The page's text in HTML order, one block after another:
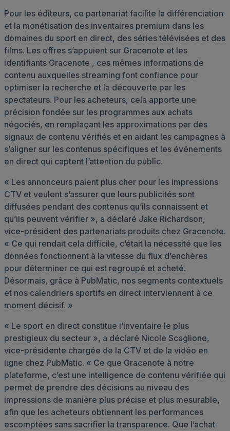
Pour les éditeurs, ce partenariat facilite la différenciation
et la monétisation des inventaires premium dans les
domaines du sport en direct, des séries télévisées et des
films. Les offres s’appuient sur Gracenote et les
identifiants Gracenote , ces mêmes informations de
contenu auxquelles streaming font confiance pour
optimiser la recherche et la découverte par les
spectateurs. Pour les acheteurs, cela apporte une
précision fondée sur les programmes aux achats
négociés, en remplaçant les approximations par des
signaux de contenu vérifiés et en aidant les campagnes à
s’aligner sur les contenus spécifiques et les événements
en direct qui captent l’attention du public.
« Les annonceurs paient plus cher pour les impressions
CTV et veulent s’assurer que leurs publicités sont
diffusées pendant des contenus qu’ils connaissent et
qu’ils peuvent vérifier », a déclaré Jake Richardson,
vice-président des partenariats produits chez Gracenote.
« Ce qui rendait cela difficile, c’était la nécessité que les
données fonctionnent à la vitesse du flux d’enchères
pour déterminer ce qui est regroupé et acheté.
Désormais, grâce à PubMatic, nos segments contextuels
et nos calendriers sportifs en direct interviennent à ce
moment décisif. »
« Le sport en direct constitue l’inventaire le plus
prestigieux du secteur », a déclaré Nicole Scaglione,
vice-présidente chargée de la CTV et de la vidéo en
ligne chez PubMatic. « Ce que Gracenote à notre
plateforme, c’est une intelligence de contenu vérifiée qui
permet de prendre des décisions au niveau des
impressions de manière plus précise et plus mesurable,
afin que les acheteurs obtiennent les performances
escomptées sans sacrifier la transparence. Que l’achat